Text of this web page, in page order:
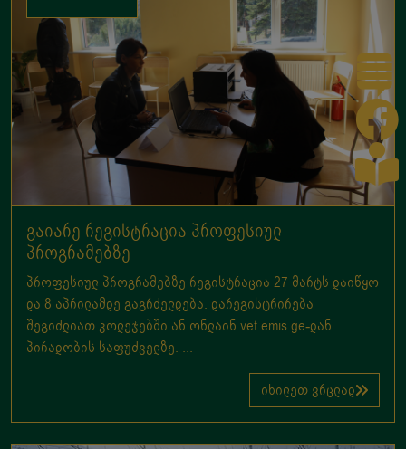
გაიარე რეგისტრაცია პროფესიულ
პროგრამებზე
პროფესიულ პროგრამებზე რეგისტრაცია 27 მარტს დაიწყო
და 8 აპრილამდე გაგრძელდება. დარეგისტრირება
შეგიძლიათ კოლეჯებში ან ონლაინ vet.emis.ge-დან
პირადობის საფუძველზე. ...
იხილეთ ვრცლად